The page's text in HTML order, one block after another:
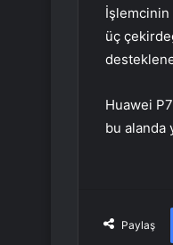
İşlemcinin
üç
Huawei
bu alanda
Paylaş